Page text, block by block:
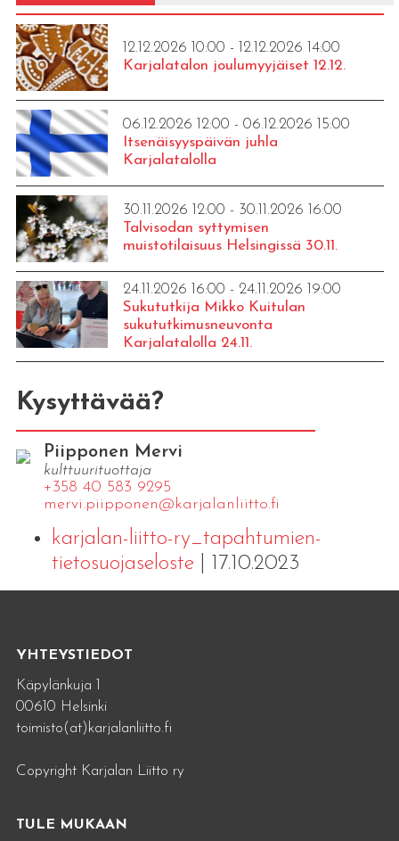
12.12.2026 10:00 - 12.12.2026 14:00
Karjalatalon joulumyyjäiset 12.12.
06.12.2026 12:00 - 06.12.2026 15:00
Itsenäisyyspäivän juhla
Karjalatalolla
30.11.2026 12:00 - 30.11.2026 16:00
Talvisodan syttymisen
muistotilaisuus Helsingissä 30.11.
24.11.2026 16:00 - 24.11.2026 19:00
Sukututkija Mikko Kuitulan
sukututkimusneuvonta
Karjalatalolla 24.11.
Kysyttävää?
Piipponen Mervi
kulttuurituottaja
+358 40 583 9295
mervi.​piipponen@​kar​jala​nlii​tto.​fi
karjalan-liitto-ry_tapahtumien-
tietosuojaseloste| 17.10.2023
YHTEYSTIEDOT
Käpylänkuja 1
00610 Helsinki
toimisto(at)karjalanliitto.fi
Copyright Karjalan Liitto ry
TULE MUKAAN